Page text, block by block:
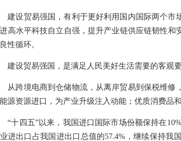
建设贸易强国，有利于更好利用国内国际两个市
高水平科技自立自强，提升产业链供应链韧性
性循环。
建设贸易强国，是满足人民美好生活需要的客观要
从跨境电商到仓储物流，从离岸贸易到保税维
源资源进口，为产业升级注入动能；优质消费
“十四五”以来，我国进口国际市场份额保持在
进出口占我国进出口总值的57.4%，继续保持我